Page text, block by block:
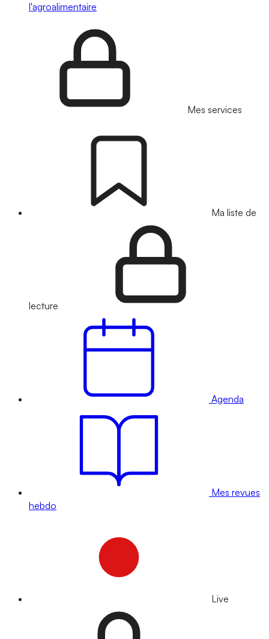
l'agroalimentaire
Mes services
Ma liste de
lecture
Agenda
Mes revues
hebdo
Live